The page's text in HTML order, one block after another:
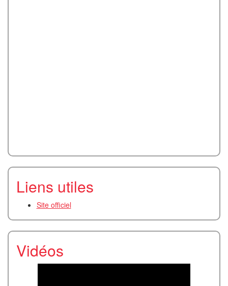
Liens utiles
Site officiel
Vidéos